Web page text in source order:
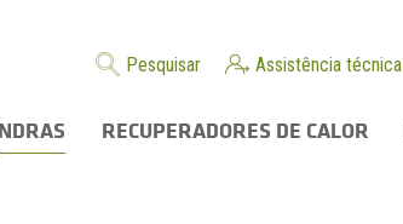
Pesquisar Assistência técnica
RECUPERADORES DE CALOR